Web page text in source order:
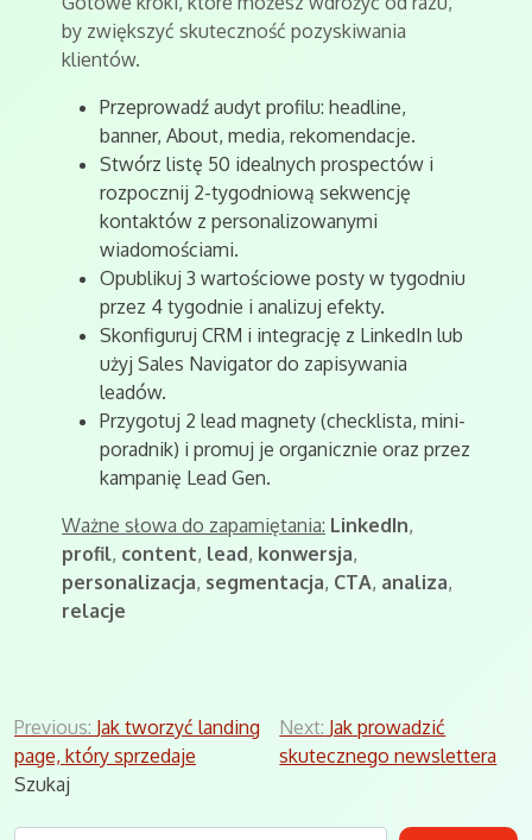
by zwiększyć skuteczność pozyskiwania
klientów.
Przeprowadź audyt profilu: headline,
banner, About, media, rekomendacje.
Stwórz listę 50 idealnych prospectów i
rozpocznij 2-tygodniową sekwencję
kontaktów z personalizowanymi
wiadomościami.
Opublikuj 3 wartościowe posty w tygodniu
przez 4 tygodnie i analizuj efekty.
Skonfiguruj CRM i integrację z LinkedIn lub
użyj Sales Navigator do zapisywania
leadów.
Przygotuj 2 lead magnety (checklista, mini-
poradnik) i promuj je organicznie oraz przez
kampanię Lead Gen.
Ważne słowa do zapamiętania: LinkedIn,
profil, content, lead, konwersja,
personalizacja, segmentacja, CTA, analiza,
relacje
Nawigacja
wpisu
Previous: Jak tworzyć landing
page, który sprzedaje
Next: Jak prowadzić
skutecznego newslettera
Szukaj